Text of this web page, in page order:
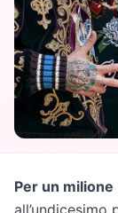
Per un milione
all’undicesimo